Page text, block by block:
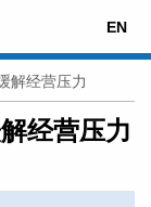
EN
解经营压力
经营压力